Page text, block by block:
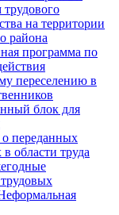
на территории
района
программа по
переселению в
блок для
переданных
области труда